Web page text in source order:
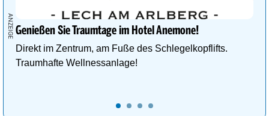
Genießen Sie Traumtage im Hotel Anemone!
Direkt im Zentrum, am Fuße des Schlegelkopflifts.
Traumhafte Wellnessanlage!